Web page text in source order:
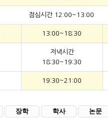
점심시간 12:00~13:00
13:00~18:30
저녁시간
18:30~19:30
19:30~21:00
장학 학사 논문